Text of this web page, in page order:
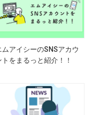
ムアイシーのSNSアカウ
トをまるっと紹介！！